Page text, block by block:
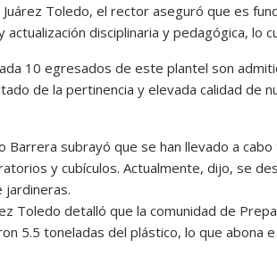
Toledo, el rector aseguró que es
actualización disciplinaria y pedagógica, lo
10 egresados de este plantel son
de la pertinencia y elevada calidad de
Barrera subrayó que se han llevado a
y cubículos. Actualmente, dijo, se
jardineras.
Toledo detalló que la comunidad de
5.5 toneladas del plástico, lo que abona